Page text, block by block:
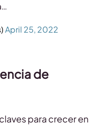
April 25, 2022
de
para crecer en